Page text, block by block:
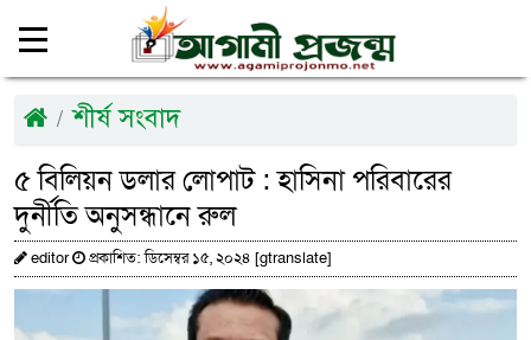
শীর্ষ সংবাদ
৫ বিলিয়ন ডলার লোপাট : হাসিনা পরিবারের
দুর্নীতি অনুসন্ধানে রুল
editor প্রকাশিত: ডিসেম্বর ১৫, ২০২৪ [gtranslate]